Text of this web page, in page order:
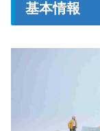
基本情報